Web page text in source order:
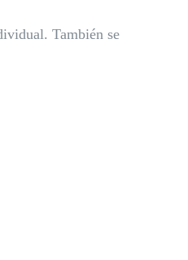
También se